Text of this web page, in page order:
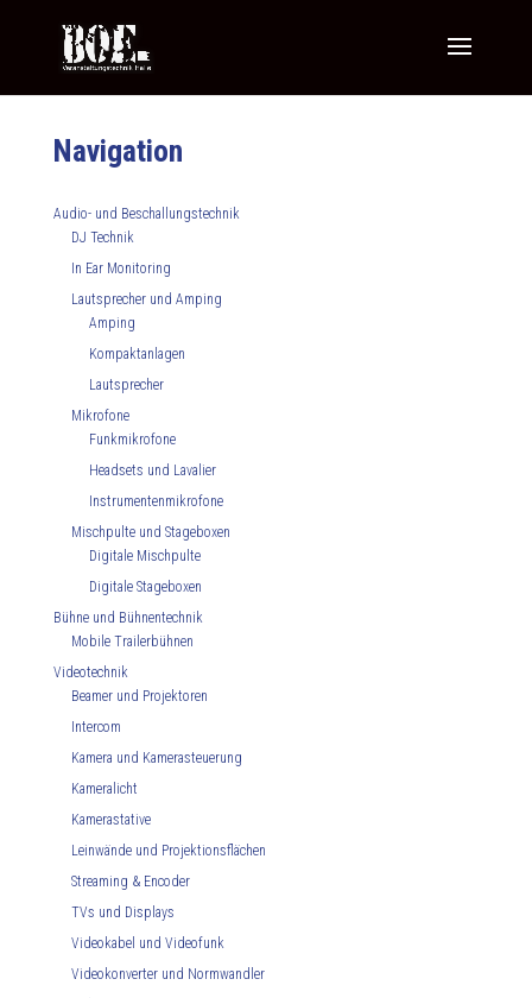
Navigation
Audio- und Beschallungstechnik
DJ Technik
In Ear Monitoring
Lautsprecher und Amping
Amping
Kompaktanlagen
Lautsprecher
Mikrofone
Funkmikrofone
Headsets und Lavalier
Instrumentenmikrofone
Mischpulte und Stageboxen
Digitale Mischpulte
Digitale Stageboxen
Bühne und Bühnentechnik
Mobile Trailerbühnen
Videotechnik
Beamer und Projektoren
Intercom
Kamera und Kamerasteuerung
Kameralicht
Kamerastative
Leinwände und Projektionsflächen
Streaming & Encoder
TVs und Displays
Videokabel und Videofunk
Videokonverter und Normwandler